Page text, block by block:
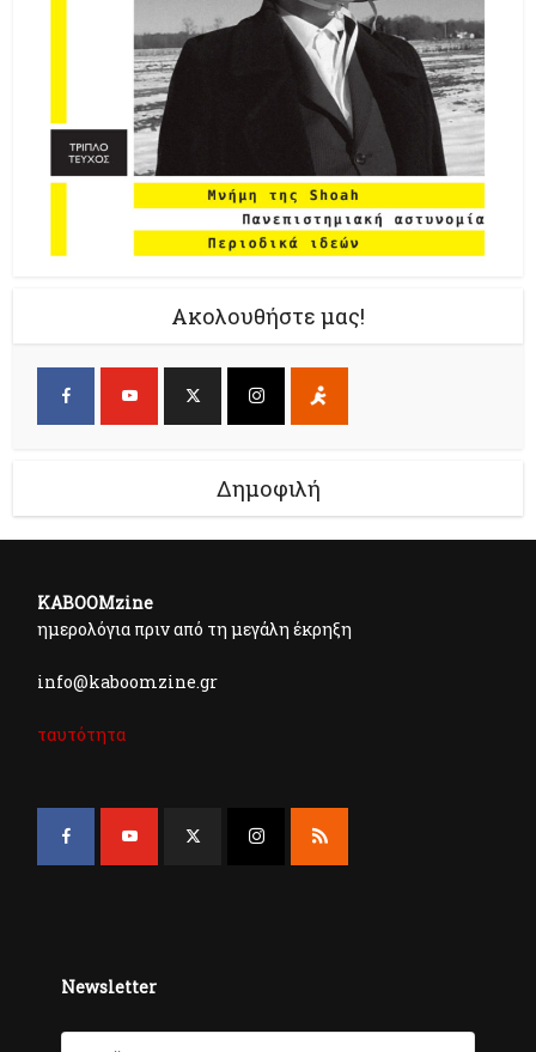
Ακολουθήστε μας!
Δημοφιλή
KABOOMzine
ημερολόγια πριν από τη μεγάλη έκρηξη
info@kaboomzine.gr
ταυτότητα
Newsletter